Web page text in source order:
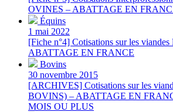
OVINES – ABATTAGE EN
Équins
1 mai 2022
[Fiche n°4] Cotisations sur les
ABATTAGE EN FRANCE
Bovins
30 novembre 2015
[ARCHIVES] Cotisations sur les
BOVINS) – ABATTAGE EN
MOIS OU PLUS